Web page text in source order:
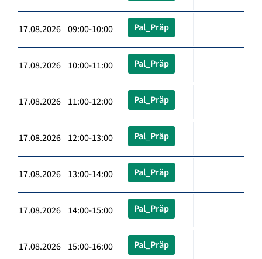
17.08.2026 09:00-10:00 Pal_Präp
17.08.2026 10:00-11:00 Pal_Präp
17.08.2026 11:00-12:00 Pal_Präp
17.08.2026 12:00-13:00 Pal_Präp
17.08.2026 13:00-14:00 Pal_Präp
17.08.2026 14:00-15:00 Pal_Präp
17.08.2026 15:00-16:00 Pal_Präp